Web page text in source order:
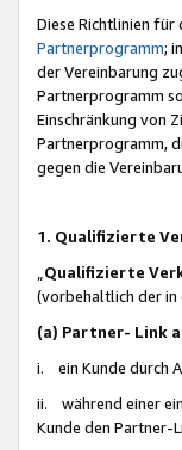
Diese Richtlinien für
Partnerprogramm;
der Vereinbarung
Partnerprogramm
Einschränkung von
Partnerprogramm,
gegen die
1. Qualifizierte
Qualifizierte
(vorbehaltlich der in
(a) Partner- Link
i. ein Kunde durch
ii. während einer
Kunde den Partner-